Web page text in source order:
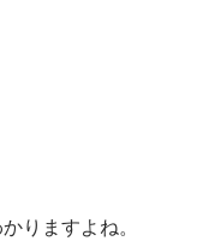
りますよね。